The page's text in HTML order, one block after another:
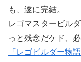
も、遂に完結。
レゴマスタービル
っと残念だケド、必
「レゴビルダー物